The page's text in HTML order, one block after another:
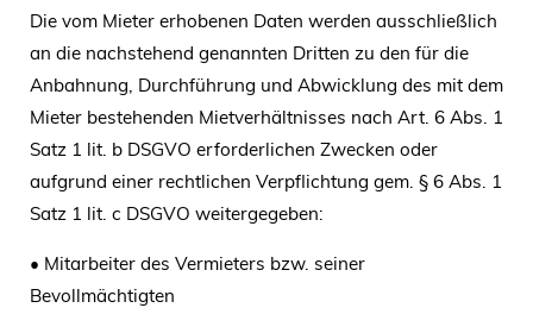
Die vom Mieter erhobenen Daten werden ausschließlich
an die nachstehend genannten Dritten zu den für die
Anbahnung, Durchführung und Abwicklung des mit dem
Mieter bestehenden Mietverhältnisses nach Art. 6 Abs. 1
Satz 1 lit. b DSGVO erforderlichen Zwecken oder
aufgrund einer rechtlichen Verpflichtung gem. § 6 Abs. 1
Satz 1 lit. c DSGVO weitergegeben:
• Mitarbeiter des Vermieters bzw. seiner
Bevollmächtigten